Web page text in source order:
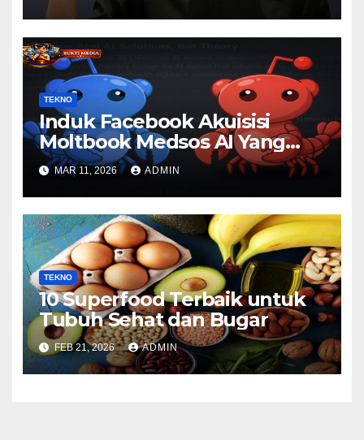
TEKNO
Induk Facebook Akuisisi
Moltbook Medsos AI Yang
Viral
MAR 11, 2026 ADMIN
TEKNO
10 Superfood Terbaik untuk
Tubuh Sehat dan Bugar
FEB 21, 2026 ADMIN